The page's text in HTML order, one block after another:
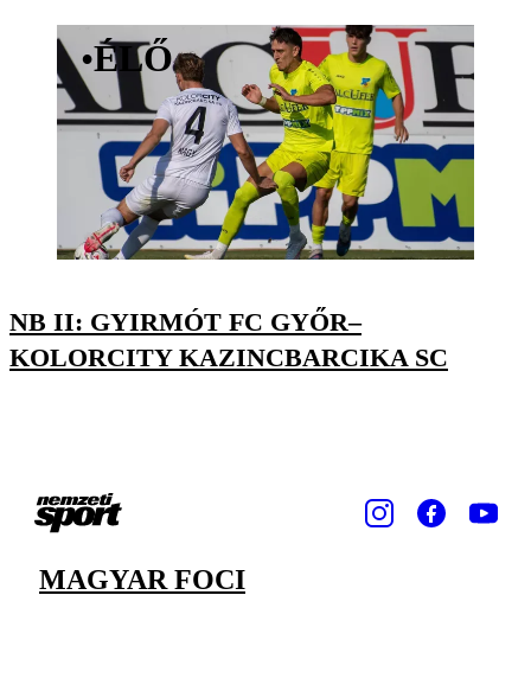
•ÉLŐ
NB II: GYIRMÓT FC GYŐR–
KOLORCITY KAZINCBARCIKA SC
MAGYAR FOCI